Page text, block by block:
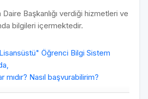
Başkanlığı verdiği hizmetleri ve
bilgileri içermektedir.
Öğrenci Bilgi Sistem
mıdır? Nasıl başvurabilirim?